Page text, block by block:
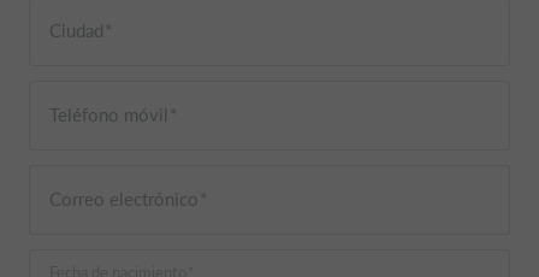
Ciudad
Teléfono móvil
Correo electrónico